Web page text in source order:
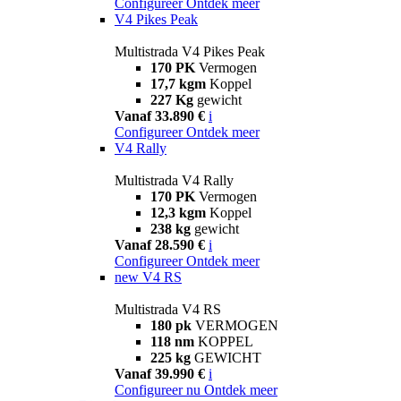
V4 Pikes Peak
Multistrada V4 Pikes Peak
170 PK Vermogen
17,7 kgm Koppel
227 Kg gewicht
Vanaf 33.890 € i
Configureer Ontdek meer
V4 Rally
Multistrada V4 Rally
170 PK Vermogen
12,3 kgm Koppel
238 kg gewicht
Vanaf 28.590 € i
Configureer Ontdek meer
new V4 RS
Multistrada V4 RS
180 pk VERMOGEN
118 nm KOPPEL
225 kg GEWICHT
Vanaf 39.990 € i
Configureer nu Ontdek meer